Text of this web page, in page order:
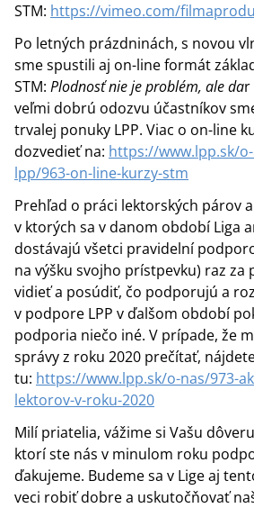
STM: https://vimeo.com/
Po letných prázdninách, s novou
sme spustili aj on-line formát
STM: Plodnosť nie je problém, ale dar
veľmi dobrú odozvu účastníkov
trvalej ponuky LPP. Viac o on-line
dozvedieť na: https://www.lpp.sk/
lpp/963-on-line-kurzy-stm
Prehľad o práci lektorských párov
v ktorých sa v danom období Liga
dostávajú všetci pravidelní
na výšku svojho prístpevku) raz za
vidieť a posúdiť, čo podporujú a
v podpore LPP v ďalšom období
podporia niečo iné. V prípade, že
správy z roku 2020 prečítať,
tu: https://www.lpp.sk/o-nas/973-
lektorov-v-roku-2020
Milí priatelia, vážime si Vašu
ktorí ste nás v minulom roku
ďakujeme. Budeme sa v Lige aj
veci robiť dobre a uskutočňovať